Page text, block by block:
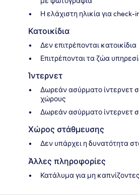
Η ελάχιστη ηλικία για check-
Κατοικίδια
Δεν επιτρέπονται κατοικίδια
Επιτρέπονται τα ζώα
Ίντερνετ
Δωρεάν ασύρματο ίντερνετ
χώρους
Δωρεάν ασύρματο ίντερνετ
Χώρος στάθμευσης
Δεν υπάρχει η δυνατότητα
Άλλες πληροφορίες
Κατάλυμα για μη καπνίζοντες